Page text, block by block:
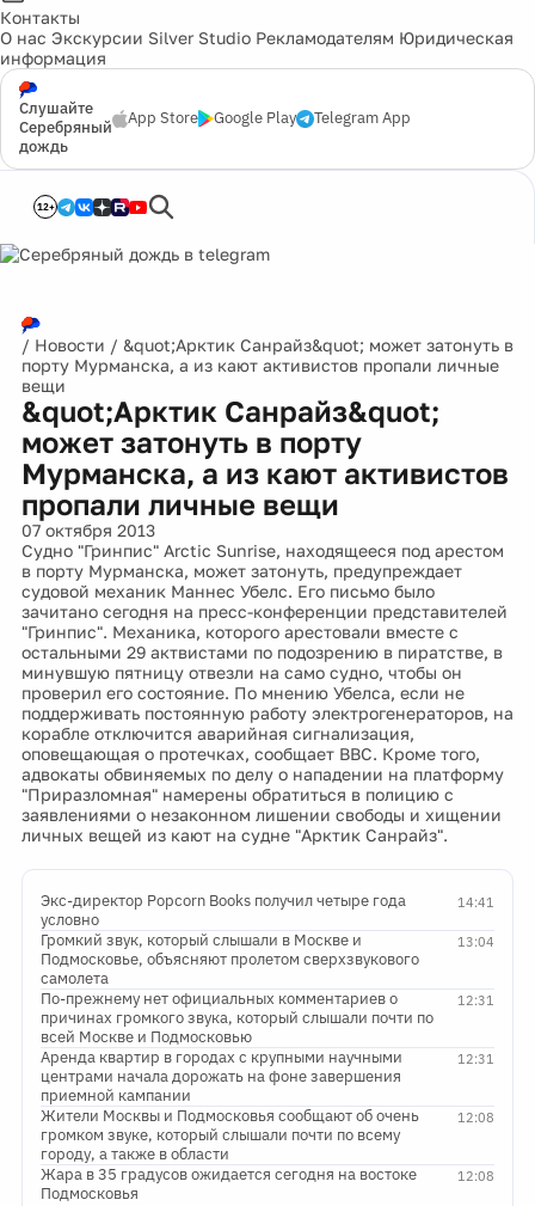
Контакты
О нас Экскурсии Silver Studio Рекламодателям Юридическая
информация
Слушайте
Серебряный
дождь
App Store Google Play Telegram App
12+
/ Новости / &quot;Арктик Санрайз&quot; может затонуть в
порту Мурманска, а из кают активистов пропали личные
вещи
&quot;Арктик Санрайз&quot;
может затонуть в порту
Мурманска, а из кают активистов
пропали личные вещи
07 октября 2013
Судно "Гринпис" Arctic Sunrise, находящееся под арестом
в порту Мурманска, может затонуть, предупреждает
судовой механик Маннес Убелс. Его письмо было
зачитано сегодня на пресс-конференции представителей
"Гринпис". Механика, которого арестовали вместе с
остальными 29 актвистами по подозрению в пиратстве, в
минувшую пятницу отвезли на само судно, чтобы он
проверил его состояние. По мнению Убелса, если не
поддерживать постоянную работу электрогенераторов, на
корабле отключится аварийная сигнализация,
оповещающая о протечках, сообщает ВВС. Кроме того,
адвокаты обвиняемых по делу о нападении на платформу
"Приразломная" намерены обратиться в полицию с
заявлениями о незаконном лишении свободы и хищении
личных вещей из кают на судне "Арктик Санрайз".
14:41
Экс-директор Popcorn Books получил четыре года
условно
13:04
Громкий звук, который слышали в Москве и
Подмосковье, объясняют пролетом сверхзвукового
самолета
12:31
По-прежнему нет официальных комментариев о
причинах громкого звука, который слышали почти по
всей Москве и Подмосковью
12:31
Аренда квартир в городах с крупными научными
центрами начала дорожать на фоне завершения
приемной кампании
12:08
Жители Москвы и Подмосковья сообщают об очень
громком звуке, который слышали почти по всему
городу, а также в области
12:08
Жара в 35 градусов ожидается сегодня на востоке
Подмосковья